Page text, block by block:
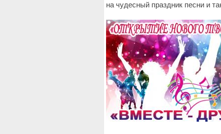
на чудесный праздник песни